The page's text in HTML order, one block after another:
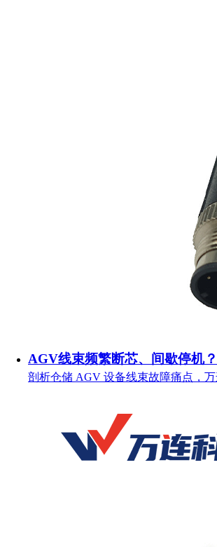
AGV线束频繁断芯、间歇停机
剖析仓储 AGV 设备线束故障痛点，